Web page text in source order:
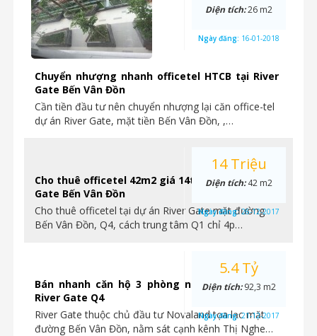
Chuyển nhượng nhanh officetel HTCB tại River
Gate Bến Vân Đồn
Cần tiền đầu tư nên chuyển nhượng lại căn office-tel
dự án River Gate, mặt tiền Bến Vân Đồn, ,…
Diện tích:26 m2
Ngày đăng: 16-01-2018
Cho thuê officetel 42m2 giá 14tr/tháng tại River
Gate Bến Vân Đồn
Cho thuê officetel tại dự án River Gate mặt đường
Bến Vân Đồn, Q4, cách trung tâm Q1 chỉ 4p…
14 Triệu
Diện tích:42 m2
Ngày đăng:26-12-2017
Bán nhanh căn hộ 3 phòng ngủ giá 5,4 tỷ tại
River Gate Q4
River Gate thuộc chủ đầu tư Novaland tọa lạc mặt
đường Bến Vân Đồn, nằm sát cạnh kênh Thị Nghe…
5.4 Tỷ
Diện tích:92,3 m2
Ngày đăng:21-12-2017